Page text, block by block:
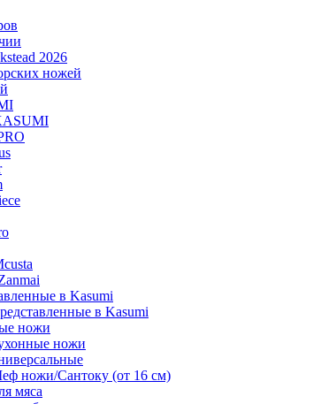
2026
ножей
в Kasumi
в Kasumi
ножи
ножи
ножи/Сантоку (от 16 см)
мяса